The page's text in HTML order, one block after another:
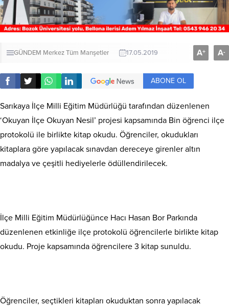
GÜNDEM MerkezTüm Manşetler 17.05.2019 A+ A-
ABONE OL
Sarıkaya İlçe Milli Eğitim Müdürlüğü tarafından düzenlenen
‘Okuyan İlçe Okuyan Nesil’ projesi kapsamında Bin öğrenci ilçe
protokolü ile birlikte kitap okudu. Öğrenciler, okudukları
kitaplara göre yapılacak sınavdan dereceye girenler altın
madalya ve çeşitli hediyelerle ödüllendirilecek.
İlçe Milli Eğitim Müdürlüğünce Hacı Hasan Bor Parkında
düzenlenen etkinliğe ilçe protokolü öğrencilerle birlikte kitap
okudu. Proje kapsamında öğrencilere 3 kitap sunuldu.
Öğrenciler, seçtikleri kitapları okuduktan sonra yapılacak